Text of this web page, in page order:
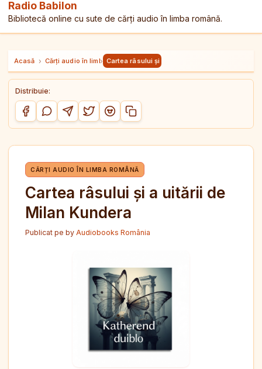
Radio Babilon
Bibliotecă online cu sute de cărți audio în limba română.
Acasă › Cărți audio în limba română
› Cartea râsului și a uitării de Milan Kundera
Distribuie:
Distribuie pe Facebook
Distribuie pe WhatsApp
Distribuie pe Telegram
Distribuie pe Twitter/X
Distribuie pe Reddit
Copiază link-ul
CĂRȚI AUDIO ÎN LIMBA ROMÂNĂ
Cartea râsului și a uitării de
Milan Kundera
Publicat pe by Audiobooks România